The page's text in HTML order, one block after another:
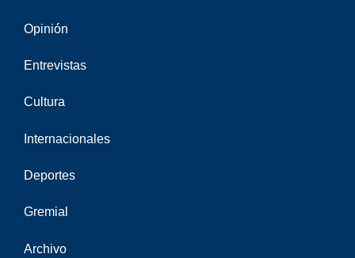
Opinión
Entrevistas
Cultura
Internacionales
Deportes
Gremial
Archivo